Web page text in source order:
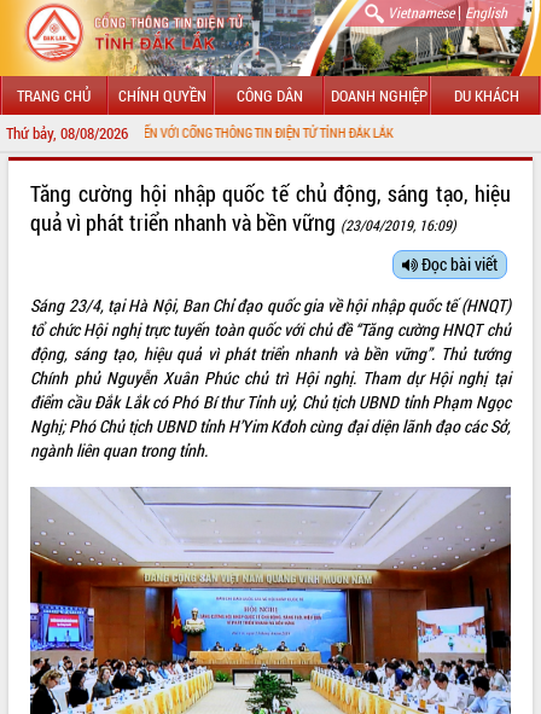
Vietnamese| English
TRANG CHỦ CHÍNH QUYỀN CÔNG DÂN DOANH NGHIỆP DU KHÁCH
Thứ bảy, 08/08/2026
MỪNG ĐẾN VỚI CỔNG THÔNG TIN ĐIỆN TỬ TỈNH ĐẮK LẮK
LÃNH ĐẠO UBND TỈNH
SỞ, BAN, NGÀNH
UBND CÁC XÃ, PHƯỜNG
THÔNG TIN CHỈ ĐẠO ĐIỀU HÀNH
VĂN BẢN HĐND TỈNH
ĐIỂM TIN VĂN BẢN
QUY HOẠCH - KẾ HOẠCH
Tăng cường hội nhập quốc tế chủ động, sáng tạo, hiệu
quả vì phát triển nhanh và bền vững (23/04/2019, 16:09)
Đọc bài viết
Sáng 23/4, tại Hà Nội, Ban Chỉ đạo quốc gia về hội nhập quốc tế (HNQT)
tổ chức Hội nghị trực tuyến toàn quốc với chủ đề “Tăng cường HNQT chủ
động, sáng tạo, hiệu quả vì phát triển nhanh và bền vững”. Thủ tướng
Chính phủ Nguyễn Xuân Phúc chủ trì Hội nghị. Tham dự Hội nghị tại
điểm cầu Đắk Lắk có Phó Bí thư Tỉnh uỷ, Chủ tịch UBND tỉnh Phạm Ngọc
Nghị; Phó Chủ tịch UBND tỉnh H’Yim Kđoh cùng đại diện lãnh đạo các Sở,
ngành liên quan trong tỉnh.